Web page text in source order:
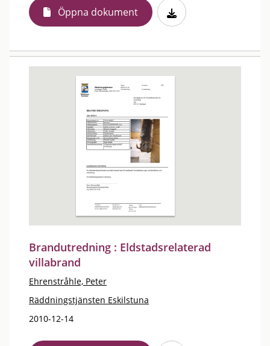
Öppna dokument
Brandutredning : Eldstadsrelaterad
villabrand
Ehrenstråhle, Peter
Räddningstjänsten Eskilstuna
2010-12-14